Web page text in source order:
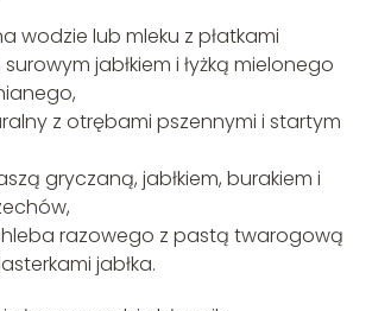
wodzie lub mleku z płatkami
jabłkiem i łyżką mielonego
z otrębami pszennymi i startym
gryczaną, jabłkiem, burakiem i
razowego z pastą twarogową
jabłka.